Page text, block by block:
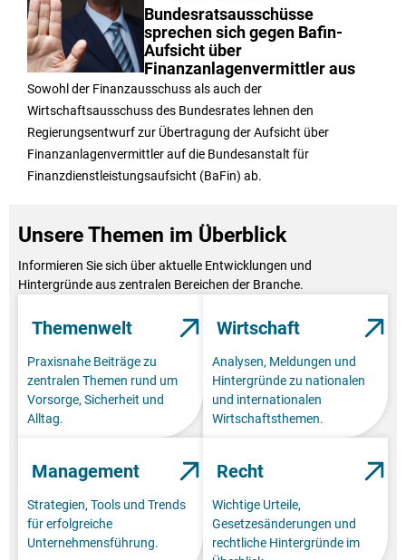
Bundesratsausschüsse
sprechen sich gegen Bafin-
Aufsicht über
Finanzanlagenvermittler aus
Sowohl der Finanzausschuss als auch der
Wirtschaftsausschuss des Bundesrates lehnen den
Regierungsentwurf zur Übertragung der Aufsicht über
Finanzanlagenvermittler auf die Bundesanstalt für
Finanzdienstleistungsaufsicht (BaFin) ab.
Unsere Themen im Überblick
Informieren Sie sich über aktuelle Entwicklungen und
Hintergründe aus zentralen Bereichen der Branche.
Themenwelt
Praxisnahe Beiträge zu
zentralen Themen rund um
Vorsorge, Sicherheit und
Alltag.
Wirtschaft
Analysen, Meldungen und
Hintergründe zu nationalen
und internationalen
Wirtschaftsthemen.
Management
Strategien, Tools und Trends
für erfolgreiche
Unternehmensführung.
Recht
Wichtige Urteile,
Gesetzesänderungen und
rechtliche Hintergründe im